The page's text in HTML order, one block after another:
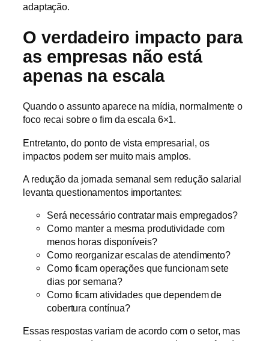
adaptação.
O verdadeiro impacto para
as empresas não está
apenas na escala
Quando o assunto aparece na mídia, normalmente o
foco recai sobre o fim da escala 6×1.
Entretanto, do ponto de vista empresarial, os
impactos podem ser muito mais amplos.
A redução da jornada semanal sem redução salarial
levanta questionamentos importantes:
Será necessário contratar mais empregados?
Como manter a mesma produtividade com
menos horas disponíveis?
Como reorganizar escalas de atendimento?
Como ficam operações que funcionam sete
dias por semana?
Como ficam atividades que dependem de
cobertura contínua?
Essas respostas variam de acordo com o setor, mas